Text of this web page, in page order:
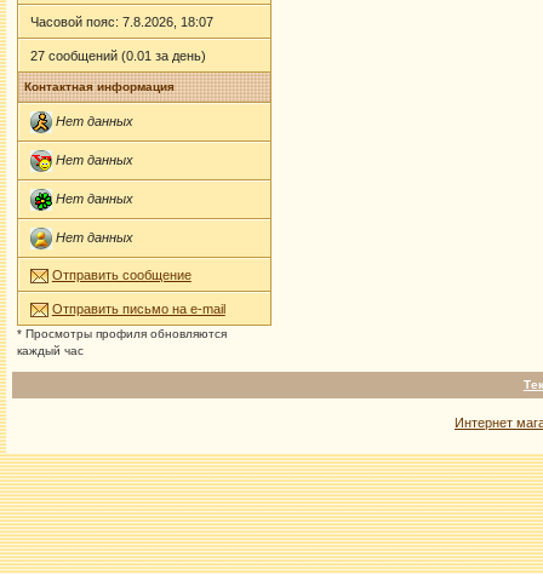
Часовой пояс: 7.8.2026, 18:07
27 сообщений (0.01 за день)
Контактная информация
Нет данных
Нет данных
Нет данных
Нет данных
Отправить сообщение
Отправить письмо на e-mail
* Просмотры профиля обновляются
каждый час
Интернет